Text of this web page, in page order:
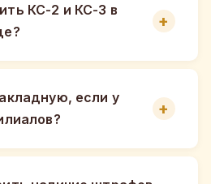
КС-2 и КС-3 в
если у